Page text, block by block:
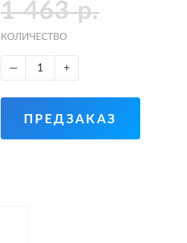
1 463р.
КОЛИЧЕСТВО
— +
ПРЕДЗАКАЗ